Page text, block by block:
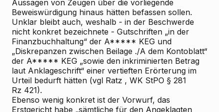
Aussagen von Zeugen über die vorliegende
Beweiswürdigung hinaus hätten befassen sollen.
Unklar bleibt auch, weshalb - in der Beschwerde
nicht konkret bezeichnete - Gutschriften „in der
Finanzbuchhaltung“ der A***** KEG und
„Diskrepanzen zwischen Beilage ./A dem Kontoblatt“
der A***** KEG „sowie den inkriminierten Betrag
laut Anklageschrift“ einer vertieften Erörterung im
Urteil bedurft hätten (vgl Ratz , WK StPO § 281
Rz 421).
Ebenso wenig konkret ist der Vorwurf, das
Erstgericht habe „sämtliche für den Angeklagten